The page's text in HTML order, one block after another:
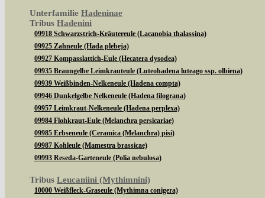
Unterfamilie Hadeninae
Tribus Hadenini
09918 Schwarzstrich-Kräutereule (Lacanobia thalassina)
09925 Zahneule (Hada plebeja)
09927 Kompasslattich-Eule (Hecatera dysodea)
09935 Braungelbe Leimkrauteule (Luteohadena luteago ssp. olbiena)
09939 Weißbinden-Nelkeneule (Hadena compta)
09946 Dunkelgelbe Nelkeneule (Hadena filograna)
09957 Leimkraut-Nelkeneule (Hadena perplexa)
09984 Flohkraut-Eule (Melanchra persicariae)
09985 Erbseneule (Ceramica (Melanchra) pisi)
09987 Kohleule (Mamestra brassicae)
09993 Reseda-Garteneule (Polia nebulosa)
Tribus Leucaniini (Mythimnini)
10000 Weißfleck-Graseule (Mythimna conigera)